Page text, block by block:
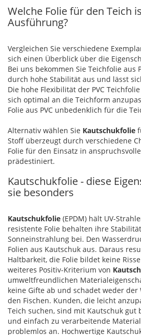
Welche Folie für den Teich
Ausführung?
Vergleichen Sie verschiedene
sich einen Überblick über die
Bei uns bekommen Sie Teichfolie aus
durch hohe Stabilität aus und lässt
Die hohe Flexibilität der PVC
sich optimal an die Teichform
Folie aus PVC unbedenklich für die
Alternativ wählen Sie Kautschukfolie
Stoff überzeugt durch verschiedene
Folie für den Einsatz in
prädestiniert.
Kautschukfolie - diese
sie besonders
Kautschukfolie (EPDM) hält UV-
resistente Folie behalten ihre
Sonneinstrahlung bei. Den
Folien aus Kautschuk aus. Daraus
Haltbarkeit, die Folie bildet keine
weiteres Positiv-Kriterium von
umweltfreundlichen
keine Gifte ab und schadet weder der
den Fischen. Kunden, die leicht
Teich suchen, sind mit Kautschuk gut
und einfach zu verarbeitende
problemlos an. Hochwertige